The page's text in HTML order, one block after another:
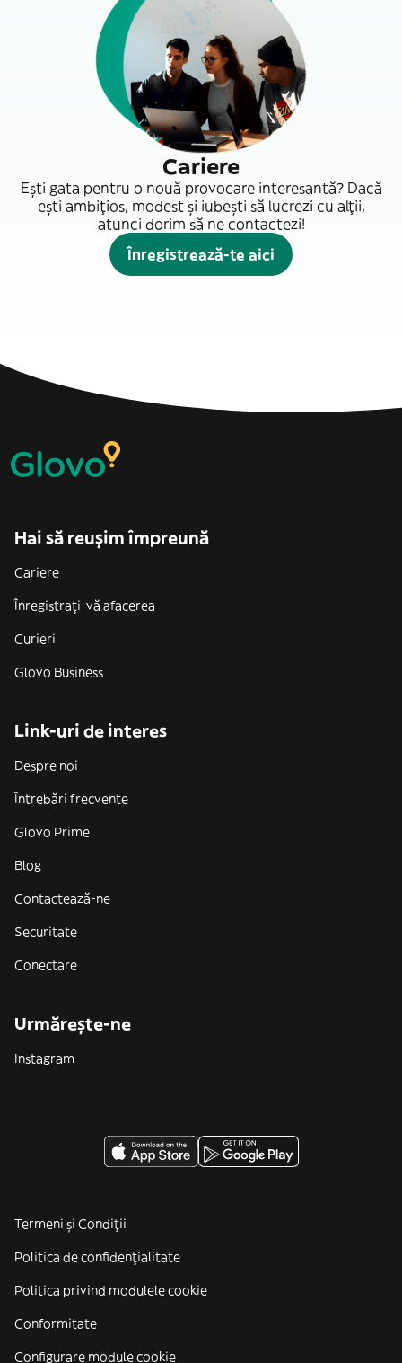
Cariere
Ești gata pentru o nouă provocare interesantă? Dacă
ești ambițios, modest și iubești să lucrezi cu alții,
atunci dorim să ne contactezi!
Înregistrează-te aici
Hai să reușim împreună
Cariere
Înregistrați-vă afacerea
Curieri
Glovo Business
Link-uri de interes
Despre noi
Întrebări frecvente
Glovo Prime
Blog
Contactează-ne
Securitate
Conectare
Urmărește-ne
Instagram
Termeni și Condiții
Politica de confidenţialitate
Politica privind modulele cookie
Conformitate
Configurare module cookie